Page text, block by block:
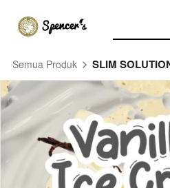
Semua Produk SLIM